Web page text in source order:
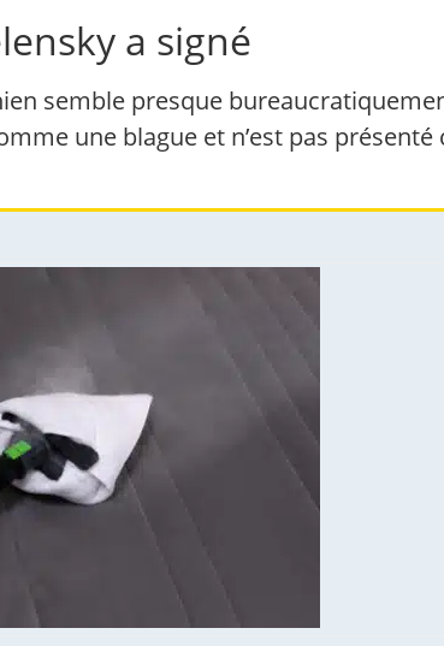
a signé
semble presque
une blague et n’est pas